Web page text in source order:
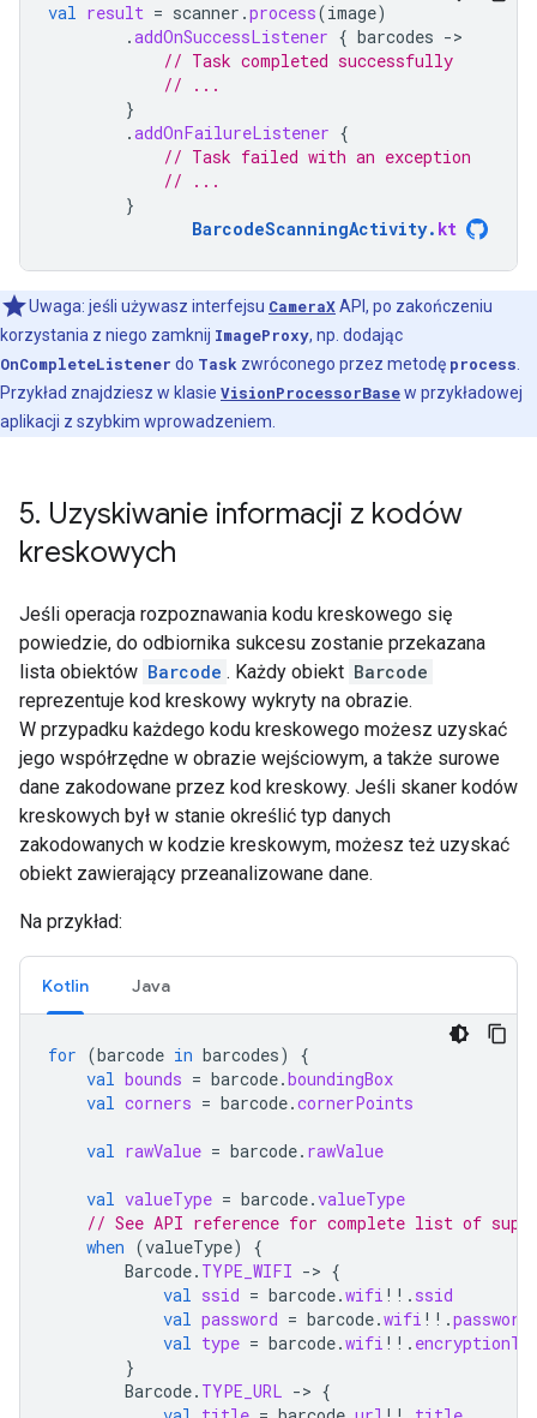
val result = scanner .process(image)
.addOnSuccessListener { barcodes -
// Task completed successfully
// ...
}
.addOnFailureListener {
// Task failed with an exception
// ...
}
BarcodeScanningActivity. kt
Uwaga: jeśli używasz interfejsu CameraXAPI, po zakończeniu
korzystania z niego zamknij ImageProxy, np. dodając
OnCompleteListener do Task zwróconego przez metodę process
Przykład znajdziesz w klasie VisionProcessorBasew przykładowej
aplikacji z szybkim wprowadzeniem.
5. Uzyskiwanie informacji z kodów
kreskowych
Jeśli operacja rozpoznawania kodu kreskowego się
powiedzie, do odbiornika sukcesu zostanie przekazana
lista obiektów Barcode . Każdy obiekt Barcode
reprezentuje kod kreskowy wykryty na obrazie.
W przypadku każdego kodu kreskowego możesz uzyskać
jego współrzędne w obrazie wejściowym, a także surowe
dane zakodowane przez kod kreskowy. Jeśli skaner kodów
kreskowych był w stanie określić typ danych
zakodowanych w kodzie kreskowym, możesz też uzyskać
obiekt zawierający przeanalizowane dane.
Na przykład:
Kotlin Java
for (barcode in barcodes)
{
val bounds = barcode.boundingBox
val corners = barcode.cornerPoints
val rawValue = barcode. rawValue
val valueType = barcode.valueType
// See API reference for complete list of
when (valueType)
{
Barcode. TYPE_WIFI -> {
val ssid = barcode.wifi !! . ssid
val password = barcode.wifi !! .password
val type = barcode.wifi !! .
}
Barcode. TYPE_URL -> {